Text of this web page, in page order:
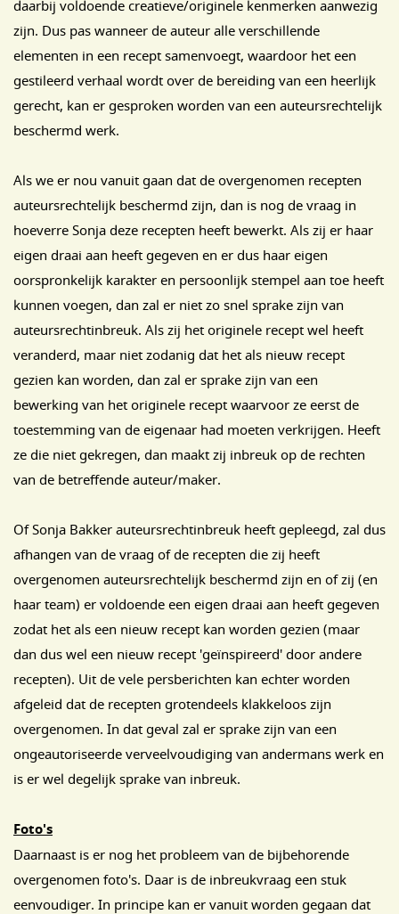
daarbij voldoende creatieve/originele kenmerken aanwezig
zijn. Dus pas wanneer de auteur alle verschillende
elementen in een recept samenvoegt, waardoor het een
gestileerd verhaal wordt over de bereiding van een heerlijk
gerecht, kan er gesproken worden van een auteursrechtelijk
beschermd werk.
Als we er nou vanuit gaan dat de overgenomen recepten
auteursrechtelijk beschermd zijn, dan is nog de vraag in
hoeverre Sonja deze recepten heeft bewerkt. Als zij er haar
eigen draai aan heeft gegeven en er dus haar eigen
oorspronkelijk karakter en persoonlijk stempel aan toe heeft
kunnen voegen, dan zal er niet zo snel sprake zijn van
auteursrechtinbreuk. Als zij het originele recept wel heeft
veranderd, maar niet zodanig dat het als nieuw recept
gezien kan worden, dan zal er sprake zijn van een
bewerking van het originele recept waarvoor ze eerst de
toestemming van de eigenaar had moeten verkrijgen. Heeft
ze die niet gekregen, dan maakt zij inbreuk op de rechten
van de betreffende auteur/maker.
Of Sonja Bakker auteursrechtinbreuk heeft gepleegd, zal dus
afhangen van de vraag of de recepten die zij heeft
overgenomen auteursrechtelijk beschermd zijn en of zij (en
haar team) er voldoende een eigen draai aan heeft gegeven
zodat het als een nieuw recept kan worden gezien (maar
dan dus wel een nieuw recept 'geïnspireerd' door andere
recepten). Uit de vele persberichten kan echter worden
afgeleid dat de recepten grotendeels klakkeloos zijn
overgenomen. In dat geval zal er sprake zijn van een
ongeautoriseerde verveelvoudiging van andermans werk en
is er wel degelijk sprake van inbreuk.
Foto's
Daarnaast is er nog het probleem van de bijbehorende
overgenomen foto's. Daar is de inbreukvraag een stuk
eenvoudiger. In principe kan er vanuit worden gegaan dat